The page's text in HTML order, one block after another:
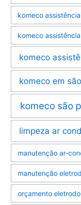
komeco
komeco
komeco
komeco em
komeco são
limpeza ar
manutenção ar-
manutenção
orçamento